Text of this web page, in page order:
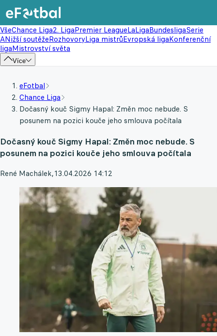
VšeChance Liga2. LigaPremier LeagueLaLigaBundesligaSerie
ANižší soutěžeRozhovoryLiga mistrůEvropská ligaKonferenční
ligaMistrovství světa
Více
eFotbal
Chance Liga
Dočasný kouč Sigmy Hapal: Změn moc nebude. S
posunem na pozici kouče jeho smlouva počítala
Dočasný kouč Sigmy Hapal: Změn moc nebude. S
posunem na pozici kouče jeho smlouva počítala
René Machálek,13.04.2026 14:12